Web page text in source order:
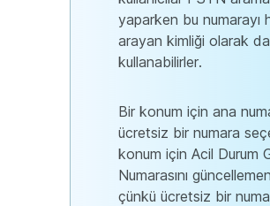
yaparken bu numarayı
arayan kimliği olarak da
kullanabilirler.
Bir konum için ana
ücretsiz bir numara
konum için Acil Durum
Numarasını
çünkü ücretsiz bir